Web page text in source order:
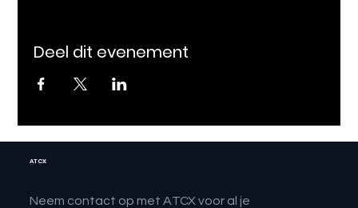
Deel dit evenement
ATCX
Neem contact op met ATCX voor al je